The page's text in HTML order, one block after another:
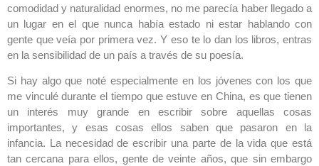
comodidad y naturalidad enormes, no me parecía haber llegado a
un lugar en el que nunca había estado ni estar hablando con
gente que veía por primera vez. Y eso te lo dan los libros, entras
en la sensibilidad de un país a través de su poesía.
Si hay algo que noté especialmente en los jóvenes con los que
me vinculé durante el tiempo que estuve en China, es que tienen
un interés muy grande en escribir sobre aquellas cosas
importantes, y esas cosas ellos saben que pasaron en la
infancia. La necesidad de escribir una parte de la vida que está
tan cercana para ellos, gente de veinte años, que sin embargo